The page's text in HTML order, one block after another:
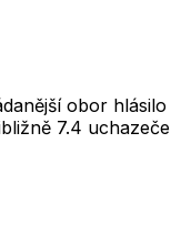
obor hlásilo
7.4 uchazeče